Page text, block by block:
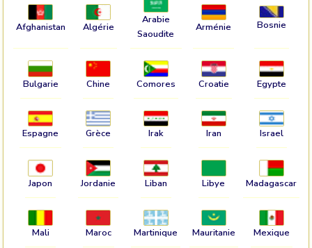
Afghanistan Algérie
Arabie
Saoudite
Arménie Bosnie
Bulgarie Chine Comores Croatie Egypte
Espagne Grèce Irak Iran Israel
Japon Jordanie Liban Libye Madagascar
Mali Maroc Martinique Mauritanie Mexique